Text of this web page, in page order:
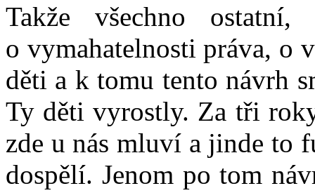
Takže všechno
o vymahatelnosti práva, o
děti a k tomu tento návrh
Ty děti vyrostly. Za tři
zde u nás mluví a jinde to
dospělí. Jenom po tom